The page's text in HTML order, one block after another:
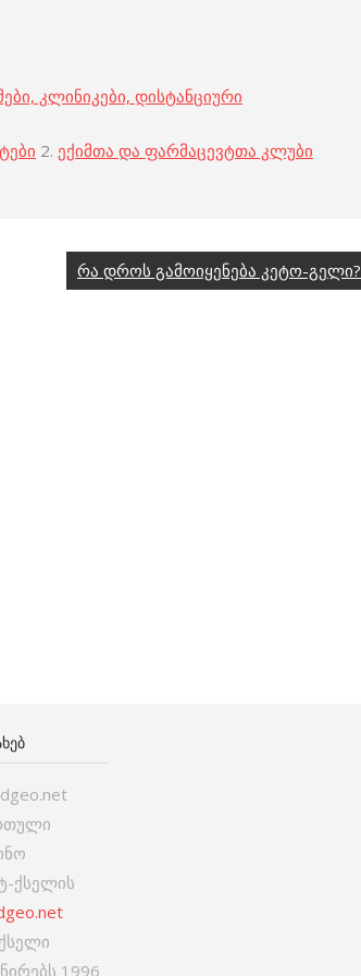
კლინიკები, დისტანციური
2. ექიმთა და ფარმაცევტთა კლუბი
რა დროს გამოიყენება კეტო-გელი?
ქსელის
1996